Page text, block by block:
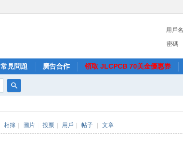
用戶名
密碼
常見問題 廣告合作 領取 JLCPCB 70美金優惠券
尋
相簿 圖片 投票 用戶 帖子 文章